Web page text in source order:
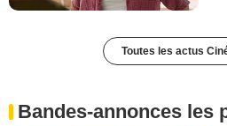
Toutes les actus
Bandes-annonces les